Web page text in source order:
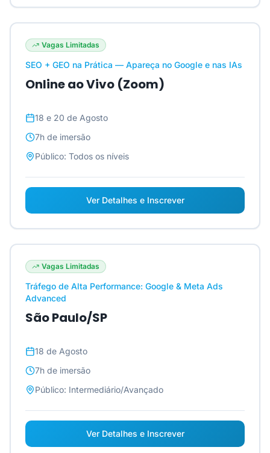
Vagas Limitadas
SEO + GEO na Prática — Apareça no Google e nas IAs
Online ao Vivo (Zoom)
18 e 20 de Agosto
7h de imersão
Público: Todos os níveis
Ver Detalhes e Inscrever
Vagas Limitadas
Tráfego de Alta Performance: Google & Meta Ads
Advanced
São Paulo/SP
18 de Agosto
7h de imersão
Público: Intermediário/Avançado
Ver Detalhes e Inscrever